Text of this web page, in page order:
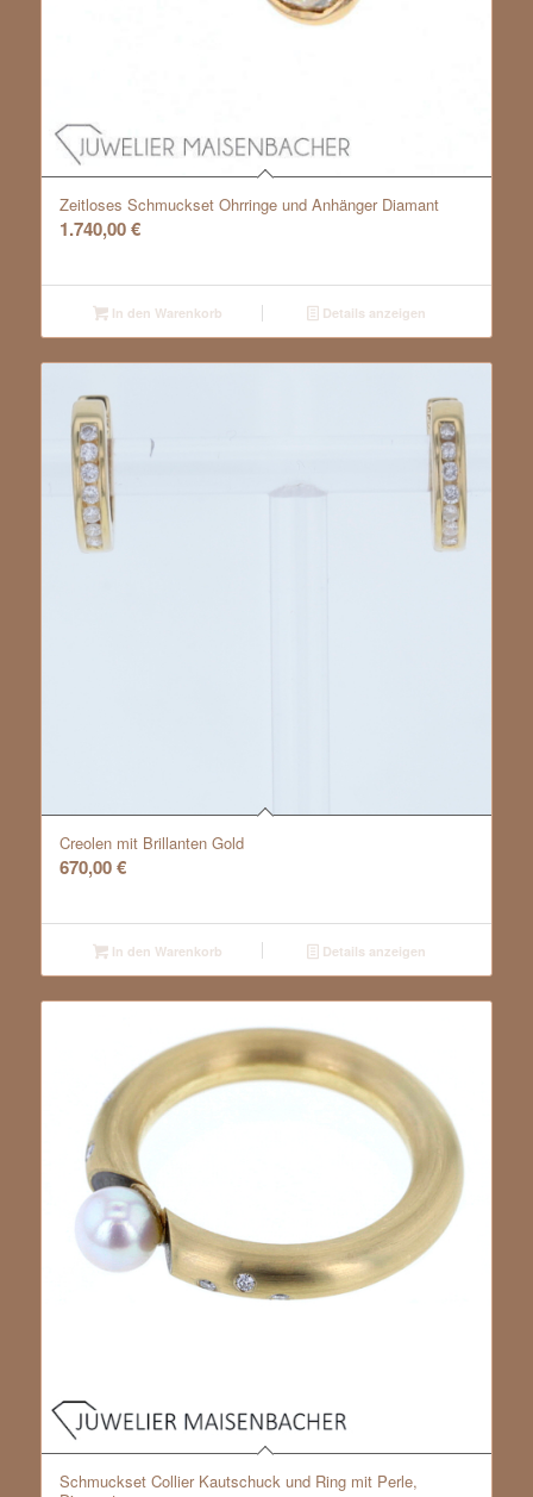
Zeitloses Schmuckset Ohrringe und Anhänger Diamant
1.740,00€
In den Warenkorb Details anzeigen
Creolen mit Brillanten Gold
670,00€
In den Warenkorb Details anzeigen
Schmuckset Collier Kautschuck und Ring mit Perle,